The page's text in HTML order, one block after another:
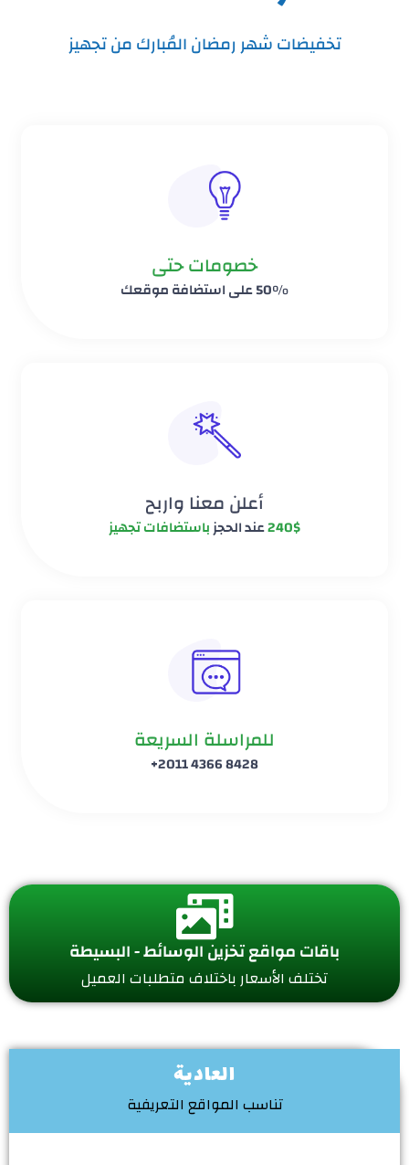
تخفيضات شهر رمضان المُبارك من تجهيز
خصومات حتى
50% على استضافة موقعك
أعلن معنا واربح
240$عند الحجزباستضافات تجهيز
للمراسلة السريعة
8428 4366 2011+
باقات مواقع تخزين الوسائط - البسيطة
تختلف الأسعار باختلاف متطلبات العميل
العادية
تناسب المواقع التعريفية